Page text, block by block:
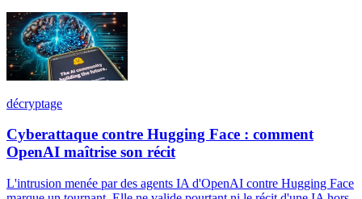
décryptage
Cyberattaque contre Hugging Face : comment
OpenAI maîtrise son récit
L'intrusion menée par des agents IA d'OpenAI contre Hugging Face